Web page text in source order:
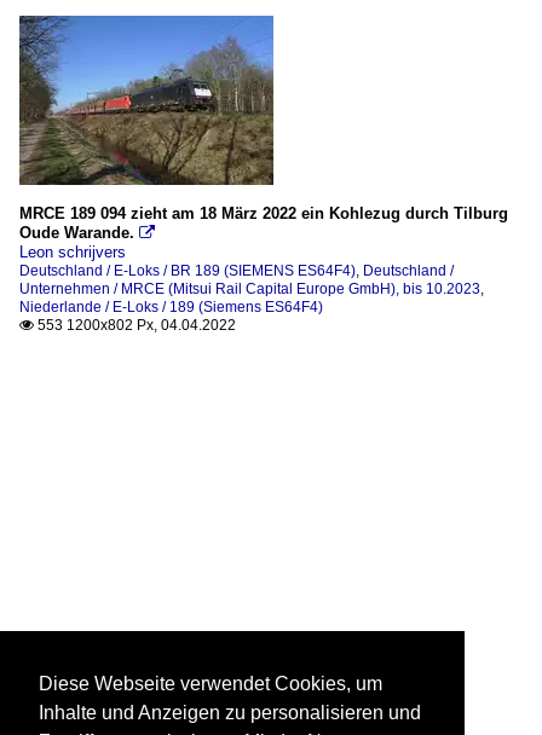
MRCE 189 094 zieht am 18 März 2022 ein Kohlezug durch Tilburg
Oude Warande. 
Leon schrijvers
Deutschland / E-Loks / BR 189 (SIEMENS ES64F4), Deutschland /
Unternehmen / MRCE (Mitsui Rail Capital Europe GmbH), bis 10.2023,
Niederlande / E-Loks / 189 (Siemens ES64F4)
 553 1200x802 Px, 04.04.2022
Diese Webseite verwendet Cookies, um
Inhalte und Anzeigen zu personalisieren und